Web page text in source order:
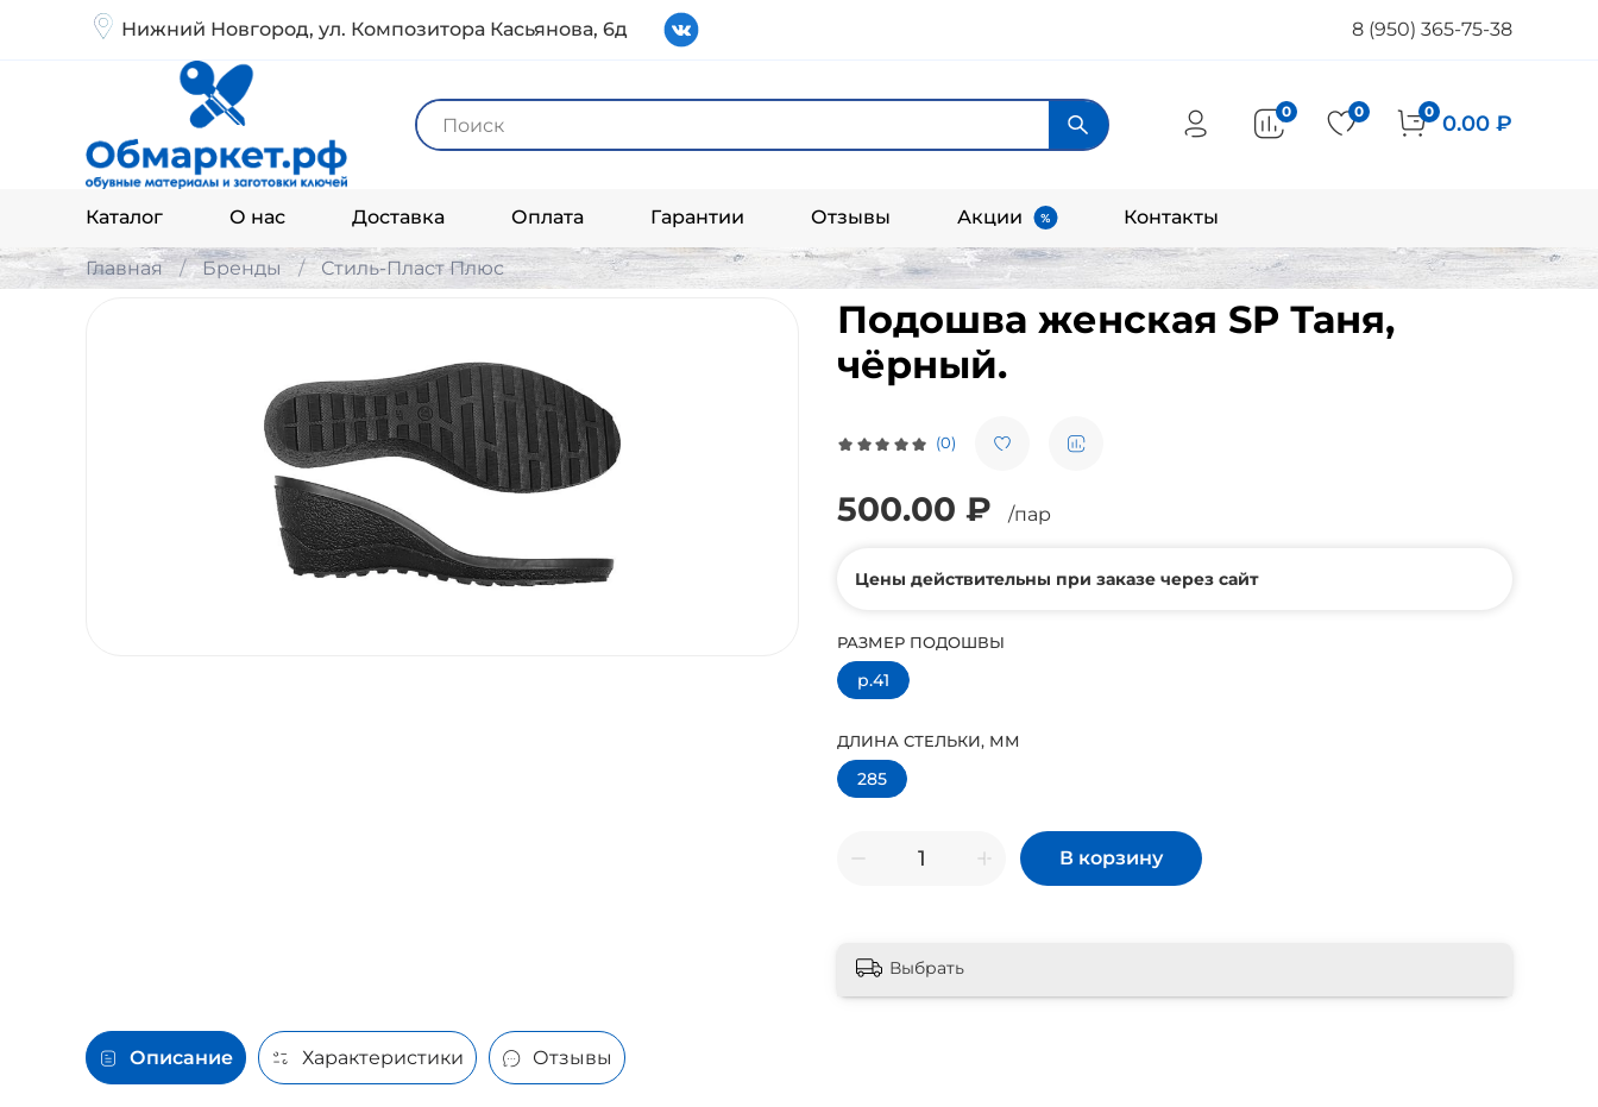
Нижний Новгород, ул. Композитора Касьянова, 6д 8 (950) 365-75-38
Каталог О нас Доставка Оплата Гарантии Отзывы Акции Контакты
0 0 0 0.00 ₽
Главная Бренды Стиль-Пласт Плюс
(0)
Подошва женская SP Таня,
чёрный.
500.00 ₽ /пар
Цены действительны при заказе через сайт
В корзину
РАЗМЕР ПОДОШВЫ
р.41
ДЛИНА СТЕЛЬКИ, ММ
285
Выбрать
Описание Характеристики Отзывы